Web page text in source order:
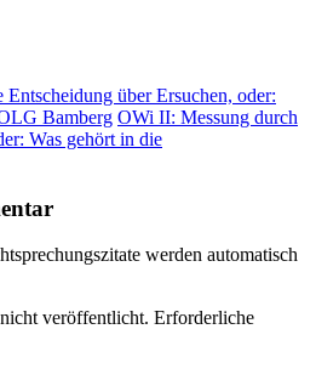
über Ersuchen, oder:
Bamberg OWi II: Messung durch
Was gehört in die
werden automatisch
veröffentlicht. Erforderliche